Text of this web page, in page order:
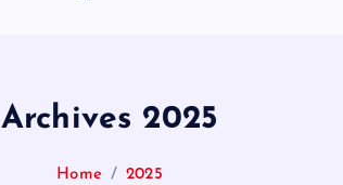
Archives 2025
Home 2025